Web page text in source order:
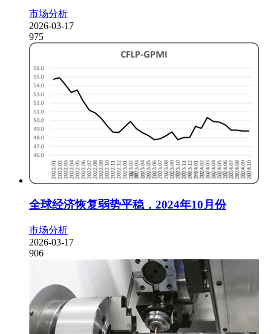
市场分析
2026-03-17
975
全球经济恢复弱势平稳，2024年10月份
市场分析
2026-03-17
906